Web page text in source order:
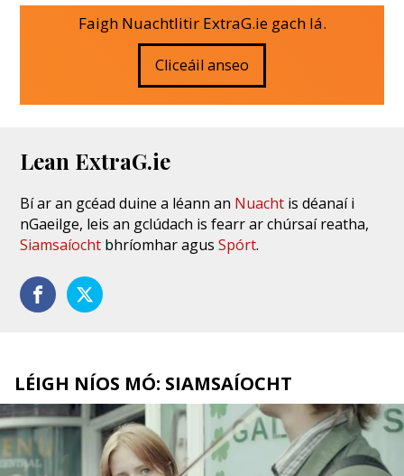
Faigh Nuachtlitir ExtraG.ie gach lá.
Cliceáil anseo
Lean ExtraG.ie
Bí ar an gcéad duine a léann an Nuacht is déanaí i
nGaeilge, leis an gclúdach is fearr ar chúrsaí reatha,
Siamsaíocht bhríomhar agusSpórt.
LÉIGH NÍOS MÓ: SIAMSAÍOCHT